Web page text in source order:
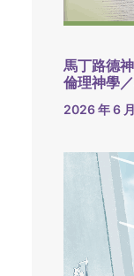
馬丁路德
倫理神學
2026 年 6